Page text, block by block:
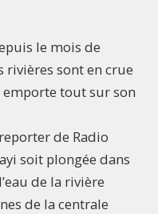
le mois de
rivières sont en crue
tout sur son
de Radio
soit plongée dans
de la rivière
de la centrale